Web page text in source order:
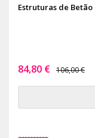
Estruturas de Betão
84,80 € 106,00 €